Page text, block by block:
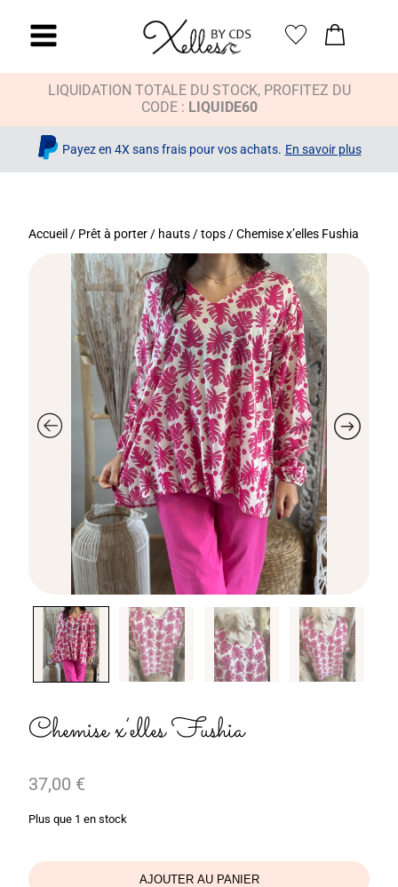
LIQUIDATION TOTALE DU STOCK, PROFITEZ DU
CODE : LIQUIDE60
Payez en 4X sans frais pour vos achats. En savoir plus
Accueil / Prêt à porter / hauts / tops / Chemise x’elles Fushia
Chemise x’elles Fushia
37,00 €
Plus que 1 en stock
AJOUTER AU PANIER